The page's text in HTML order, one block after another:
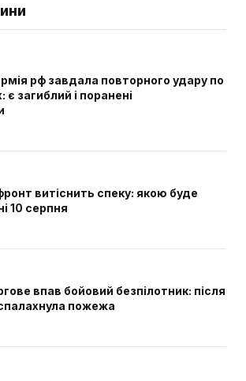
рф завдала повторного удару по
є загиблий і поранені
витіснить спеку: якою буде
10 серпня
впав бойовий безпілотник: після
пожежа